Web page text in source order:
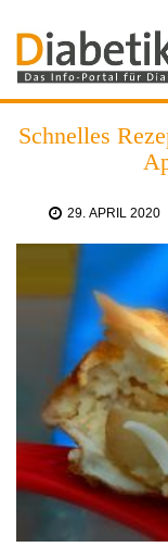
Schnelles
29. APRIL 2020